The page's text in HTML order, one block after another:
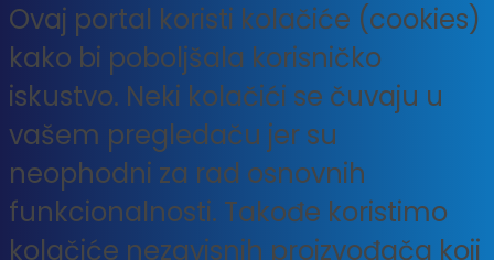
Ovaj portal koristi kolačiće (cookies)
kako bi poboljšala korisničko
iskustvo. Neki kolačići se čuvaju u
vašem pregledaču jer su
neophodni za rad osnovnih
funkcionalnosti. Takođe koristimo
kolačiće nezavisnih proizvođača koji